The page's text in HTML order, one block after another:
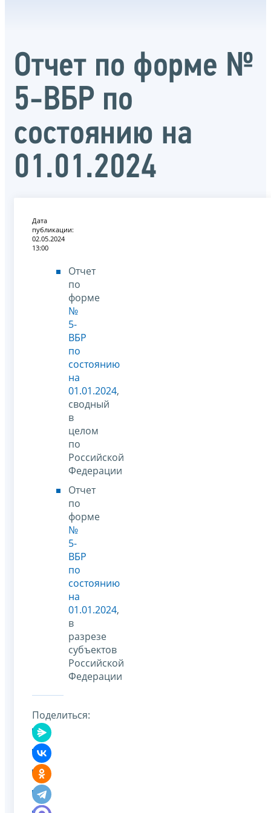
Отчет по форме №
5-ВБР по
состоянию на
01.01.2024
Дата
публикации:
02.05.2024
13:00
Отчет
по
форме
№
5-
ВБР
по
состоянию
на
01.01.2024,
сводный
в
целом
по
Российской
Федерации
Отчет
по
форме
№
5-
ВБР
по
состоянию
на
01.01.2024,
в
разрезе
субъектов
Российской
Федерации
Поделиться: